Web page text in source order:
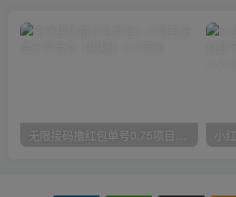
无限接码撸红包单号0.75项目无偿分享给你【揭秘】